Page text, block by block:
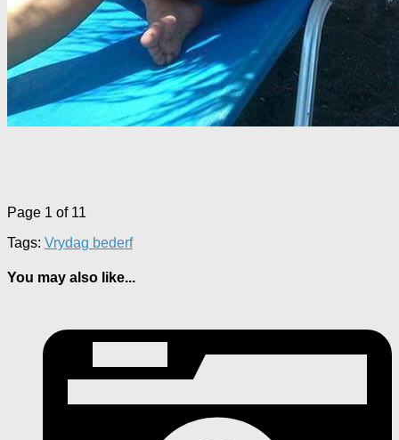
Page 1 of 11
Tags: Vrydag bederf
You may also like...